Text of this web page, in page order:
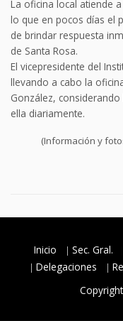
La oficina local atiende
lo que en pocos días el
de brindar respuesta
de Santa Rosa.
El vicepresidente del
llevando a cabo la
González,
ella diariamente.
(Información y
Inicio Sec. Gral.
Delegaciones